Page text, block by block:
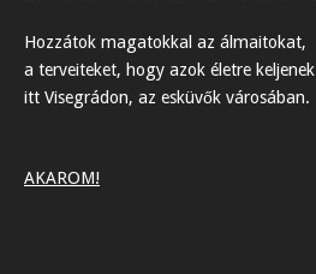
Hozzátok magatokkal az álmaitokat,
a terveiteket, hogy azok életre keljenek
itt Visegrádon, az esküvők városában.
AKAROM!